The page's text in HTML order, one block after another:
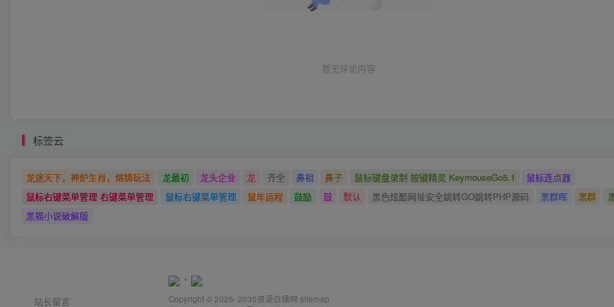
暂无评论内容
标签云
龙途天下，神炉生肖，熔铸玩法 龙最初 龙头企业 龙 齐全 鼻祖 鼻子 鼠标键盘录制 按键精灵 KeymouseGo5.1
鼠标连点器
鼠标右键菜单管理 右键菜单管理
鼠标右键菜单管理 鼠年运程 鼓励 鼓 默认 黑色炫酷网址安全跳转GO跳转PHP源码 黑群晖 黑群
黑猫小说破解版
站长留言 Copyright © 2025· 2030资源白嫖网 sitemap